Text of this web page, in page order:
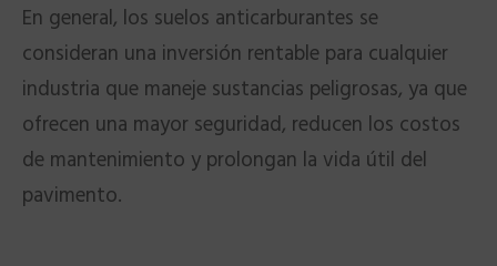
En general, los suelos anticarburantes se
consideran una inversión rentable para cualquier
industria que maneje sustancias peligrosas, ya que
ofrecen una mayor seguridad, reducen los costos
de mantenimiento y prolongan la vida útil del
pavimento.